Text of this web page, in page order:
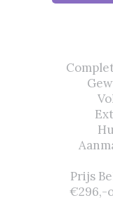
Prijs
€296,-